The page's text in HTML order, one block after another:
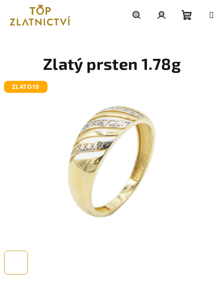
obsah
Zlatý prsten 1.78g
ZLATO10